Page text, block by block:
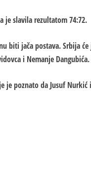
je slavila rezultatom 74:72.
biti jača postava. Srbija
i Nemanje Dangubića.
je poznato da Jusuf